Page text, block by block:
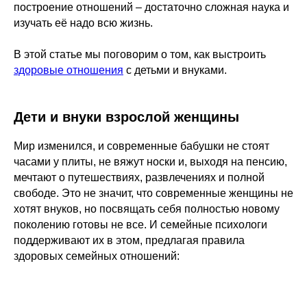
построение отношений – достаточно сложная наука и
изучать её надо всю жизнь.
В этой статье мы поговорим о том, как выстроить
здоровые отношения с детьми и внуками.
Дети и внуки взрослой женщины
Мир изменился, и современные бабушки не стоят
часами у плиты, не вяжут носки и, выходя на пенсию,
мечтают о путешествиях, развлечениях и полной
свободе. Это не значит, что современные женщины не
хотят внуков, но посвящать себя полностью новому
поколению готовы не все. И семейные психологи
поддерживают их в этом, предлагая правила
здоровых семейных отношений: